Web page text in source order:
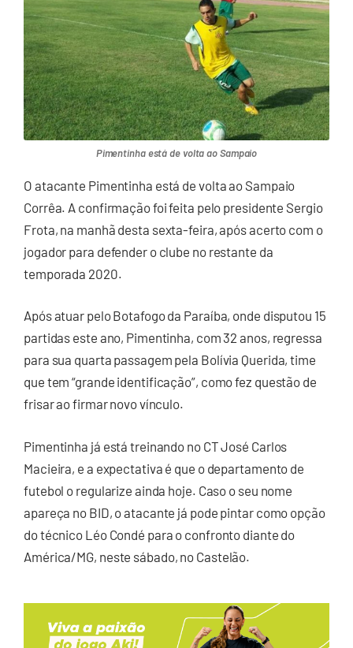
Pimentinha está de volta ao Sampaio
O atacante Pimentinha está de volta ao Sampaio
Corrêa. A confirmação foi feita pelo presidente Sergio
Frota, na manhã desta sexta-feira, após acerto com o
jogador para defender o clube no restante da
temporada 2020.
Após atuar pelo Botafogo da Paraíba, onde disputou 15
partidas este ano, Pimentinha, com 32 anos, regressa
para sua quarta passagem pela Bolívia Querida, time
que tem “grande identificação”, como fez questão de
frisar ao firmar novo vínculo.
Pimentinha já está treinando no CT José Carlos
Macieira, e a expectativa é que o departamento de
futebol o regularize ainda hoje. Caso o seu nome
apareça no BID, o atacante já pode pintar como opção
do técnico Léo Condé para o confronto diante do
América/MG, neste sábado, no Castelão.